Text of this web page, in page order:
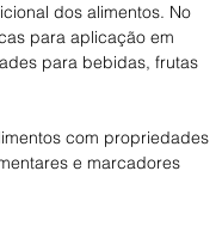
dos alimentos. No
para aplicação em
para bebidas, frutas
com propriedades
e marcadores